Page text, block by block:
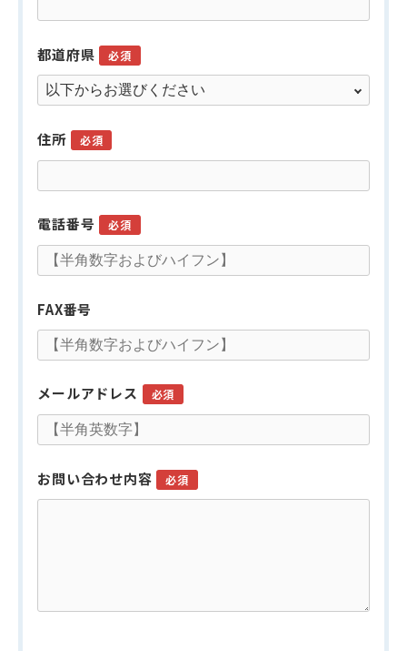
都道府県 必須
住所 必須
電話番号 必須
FAX番号
メールアドレス 必須
お問い合わせ内容 必須